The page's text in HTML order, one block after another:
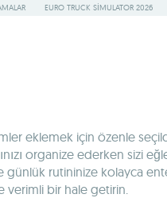
EURO TRUCK SIMULATOR 2026
eklemek için özenle
organize ederken sizi
rutininize kolayca
verimli bir hale getirin.